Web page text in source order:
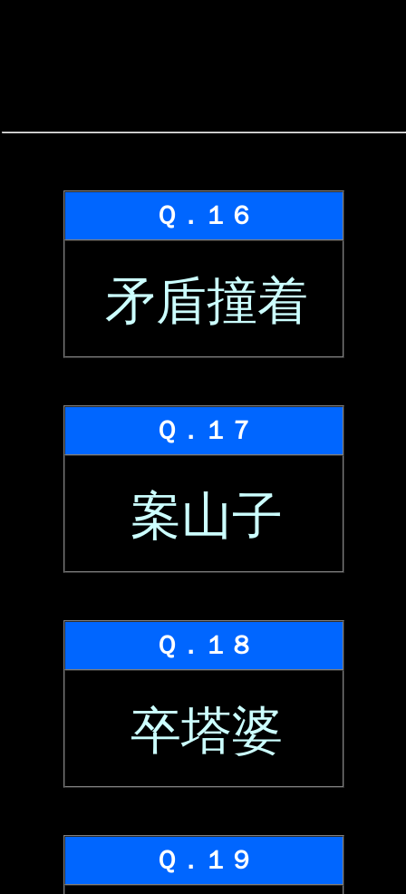
Ｑ．１６
矛盾撞着
Ｑ．１７
案山子
Ｑ．１８
卒塔婆
Ｑ．１９